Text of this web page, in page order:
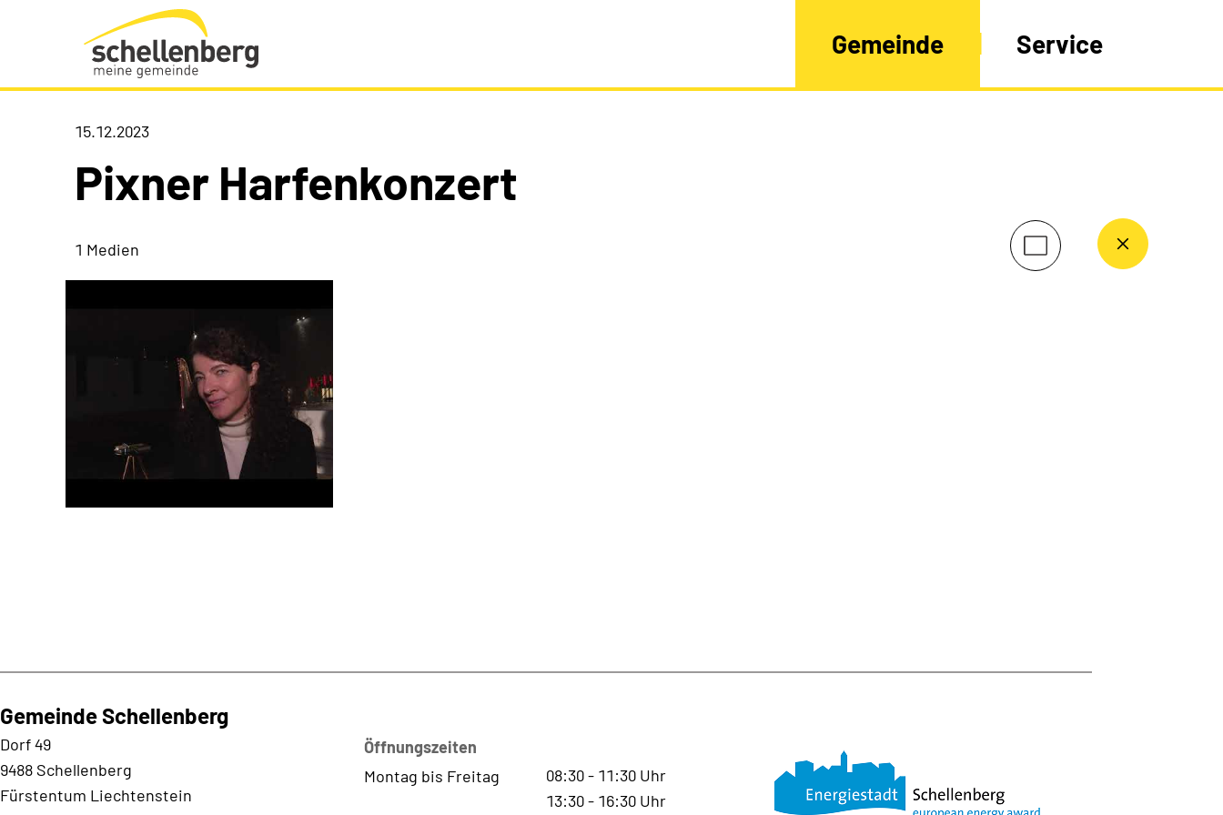
Gemeinde Schellenberg Startseite
Gemeinde Service
15.12.2023
Pixner Harfenkonzert
1 Medien
Gemeinde Schellenberg
Dorf 49
9488 Schellenberg
Fürstentum Liechtenstein
Öffnungszeiten
Montag bis Freitag
08:30- 11:30 Uhr
13:30- 16:30 Uhr